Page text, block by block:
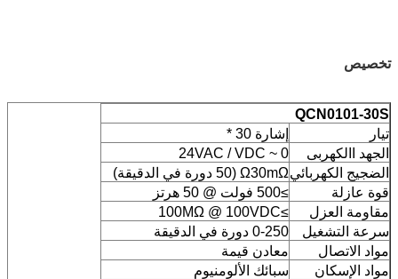
تخصيص
QCN0101-30S
تيار
إشارة 30 *
الجهد االكهربى
0 ~ 24VAC / VDC
الضجيج الكهربائيΩ30mΩ (50 دورة في الدقيقة)
قوة عازلة
≥500 فولت @ 50 هرتز
مقاومة العزل
≥100MΩ @ 100VDC
سرعة التشغيل
0-250 دورة في الدقيقة
مواد الاتصال
معادن قيمة
مواد الإسكان
سبائك الألومنيوم